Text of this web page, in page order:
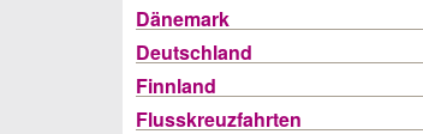
Dänemark
Deutschland
Finnland
Flusskreuzfahrten